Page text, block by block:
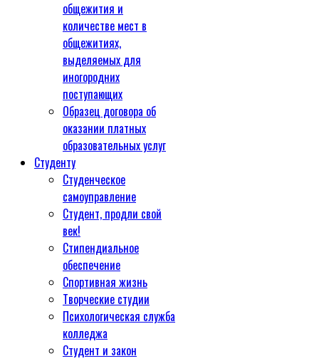
общежития и
количестве мест в
общежитиях,
выделяемых для
иногородних
поступающих
Образец договора об
оказании платных
образовательных услуг
Студенту
Студенческое
самоуправление
Студент, продли свой
век!
Стипендиальное
обеспечение
Спортивная жизнь
Творческие студии
Психологическая служба
колледжа
Студент и закон